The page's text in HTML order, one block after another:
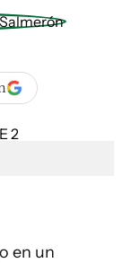
en un